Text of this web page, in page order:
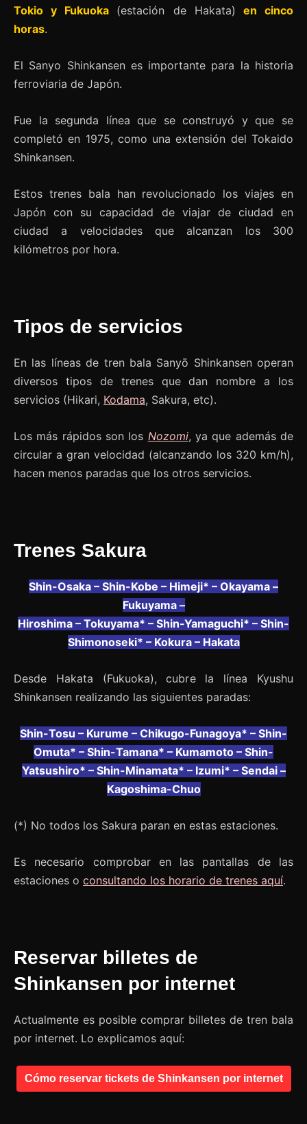
Tokio y Fukuoka (estación de Hakata) en cinco
horas.
El Sanyo Shinkansen es importante para la historia
ferroviaria de Japón.
Fue la segunda línea que se construyó y que se
completó en 1975, como una extensión del Tokaido
Shinkansen.
Estos trenes bala han revolucionado los viajes en
Japón con su capacidad de viajar de ciudad en
ciudad a velocidades que alcanzan los 300
kilómetros por hora.
Tipos de servicios
En las líneas de tren bala Sanyō Shinkansen operan
diversos tipos de trenes que dan nombre a los
servicios (Hikari, Kodama, Sakura, etc).
Los más rápidos son los Nozomi, ya que además de
circular a gran velocidad (alcanzando los 320 km/h),
hacen menos paradas que los otros servicios.
Trenes Sakura
Shin-Osaka – Shin-Kobe – Himeji* – Okayama –
Fukuyama –
Hiroshima – Tokuyama* – Shin-Yamaguchi* – Shin-
Shimonoseki* – Kokura – Hakata
Desde Hakata (Fukuoka), cubre la línea Kyushu
Shinkansen realizando las siguientes paradas:
Shin-Tosu – Kurume – Chikugo-Funagoya* – Shin-
Omuta* – Shin-Tamana* – Kumamoto – Shin-
Yatsushiro* – Shin-Minamata* – Izumi* – Sendai –
Kagoshima-Chuo
(*) No todos los Sakura paran en estas estaciones.
Es necesario comprobar en las pantallas de las
estaciones o consultando los horario de trenes aquí.
Reservar billetes de
Shinkansen por internet
Actualmente es posible comprar billetes de tren bala
por internet. Lo explicamos aquí:
Cómo reservar tickets de Shinkansen por internet